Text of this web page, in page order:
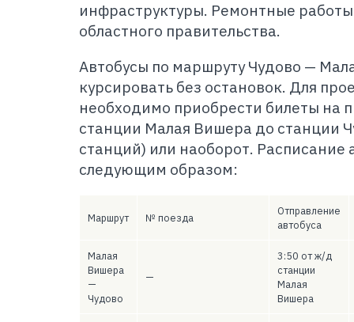
инфраструктуры. Ремонтные
областного правительства.
Автобусы по маршруту Чудово —
курсировать без остановок. Для
необходимо приобрести билеты на
станции Малая Вишера до станции
станций) или наоборот. Расписание
следующим образом:
Маршрут № поезда
Отправление
автобуса
Малая
Вишера
—
Чудово
—
3:50 от ж/д
станции
Малая
Вишера